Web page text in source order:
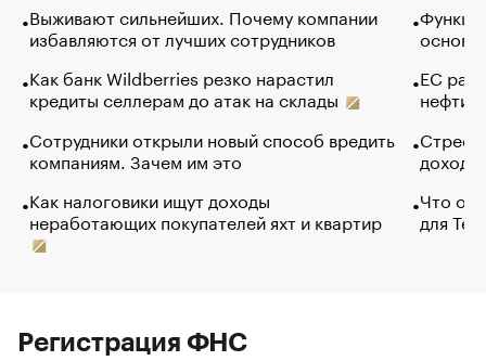
Выживают сильнейших. Почему компании
избавляются от лучших сотрудников
Как банк Wildberries резко нарастил
кредиты селлерам до атак на склады
Сотрудники открыли новый способ вредить
компаниям. Зачем им это
Как налоговики ищут доходы
неработающих покупателей яхт и квартир
основ
ЕС
нефти
Что
для
Регистрация ФНС